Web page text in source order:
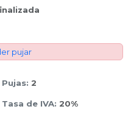
pujar
Pujas: 2
Tasa de IVA: 20%